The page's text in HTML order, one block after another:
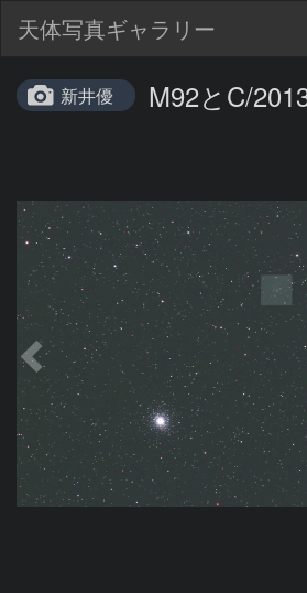
天体写真ギャラリー
新井優 M92とC/